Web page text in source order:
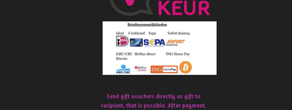
o
k
Send gift vouchers directly as gift to
recipient, that is possible. After payment,